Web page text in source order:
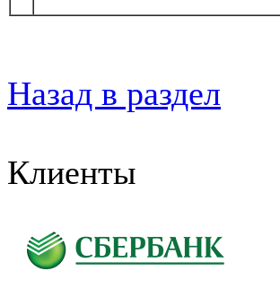
Назад в раздел
Клиенты